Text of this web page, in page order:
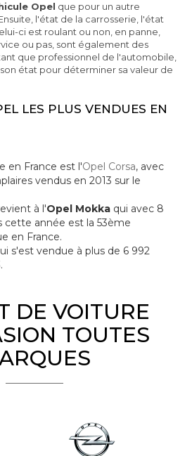
Opel que pour un autre
l'état de la carrosserie, l'état
ci est roulant ou non, en panne,
ou pas, sont également des
que professionnel de l'automobile,
état pour déterminer sa valeur de
LES PLUS VENDUES EN
en France est l'Opel Corsa, avec
vendus en 2013 sur le
à l'Opel Mokka qui avec 8
cette année est la 53ème
en France.
s'est vendue à plus de 6 992
DE VOITURE
TOUTES